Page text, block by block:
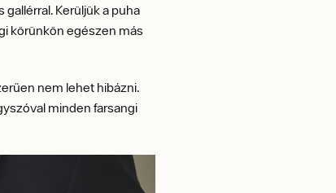
Kerüljük a puha
körünkön egészen más
nem lehet hibázni.
minden farsangi